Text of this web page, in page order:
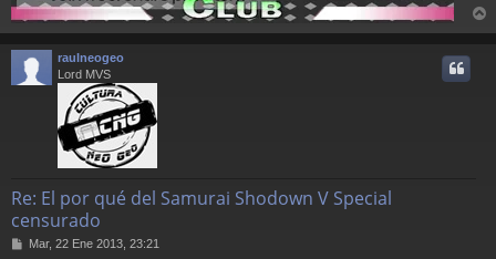
r
raulneogeo
Lord MVS
Re: El por qué del Samurai Shodown V Special
censurado
MMar, 22 Ene 2013, 23:21